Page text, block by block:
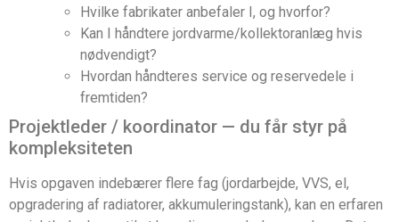
Hvilke fabrikater anbefaler I, og hvorfor?
Kan I håndtere jordvarme/kollektoranlæg hvis
nødvendigt?
Hvordan håndteres service og reservedele i
fremtiden?
Projektleder / koordinator — du får styr på
kompleksiteten
Hvis opgaven indebærer flere fag (jordarbejde, VVS, el,
opgradering af radiatorer, akkumuleringstank), kan en erfaren